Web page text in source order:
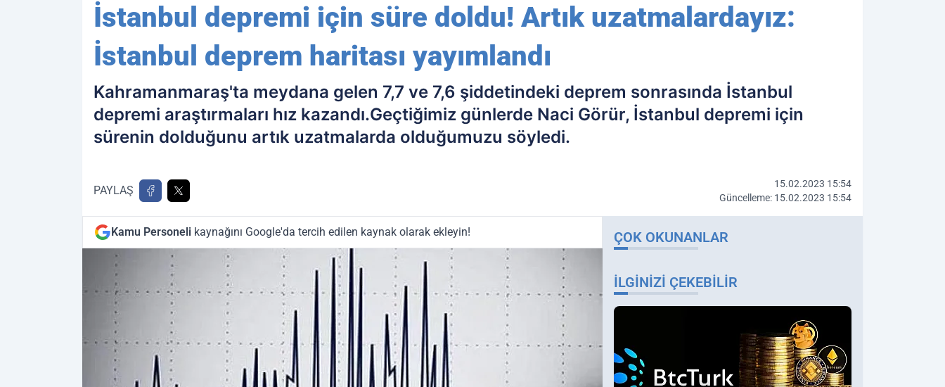
İstanbul depremi için süre doldu! Artık uzatmalardayız:
İstanbul deprem haritası yayımlandı
Kahramanmaraş'ta meydana gelen 7,7 ve 7,6 şiddetindeki deprem sonrasında İstanbul
depremi araştırmaları hız kazandı.Geçtiğimiz günlerde Naci Görür, İstanbul depremi için
sürenin dolduğunu artık uzatmalarda olduğumuzu söyledi.
PAYLAŞ
15.02.2023 15:54
Güncelleme: 15.02.2023 15:54
Kamu Personeli kaynağını Google'da tercih edilen kaynak olarak ekleyin! ÇOK OKUNANLAR
İLGINIZI ÇEKEBILIR